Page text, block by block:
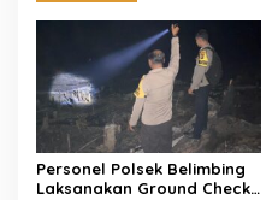
Personel Polsek Belimbing
Laksanakan Ground Check